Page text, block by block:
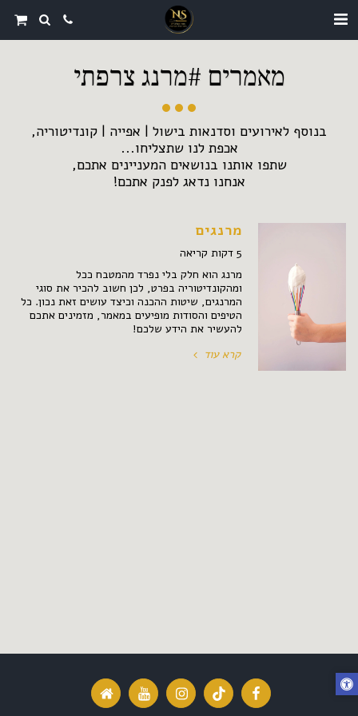
מאמרים #מרנג צרפתי
אנחנו נדאג לפנק אתכם!
מרנגים
5 דקות קריאה
מרנג הוא חלק בלי נפרד מהמטבח ככל
ומהקונדיטוריה בפרט, לכן חשוב להכיר את סוגי
המרנגים, שיטות ההכנה וכיצד עושים זאת נכון. כל
הטיפים והסודות מופיעים במאמר, מזמינים אתכם
להעשיר את הידע שלכם!
קרא עוד